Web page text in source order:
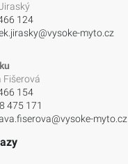
124
myto.cz
Fišerová
154
475 171
myto.cz